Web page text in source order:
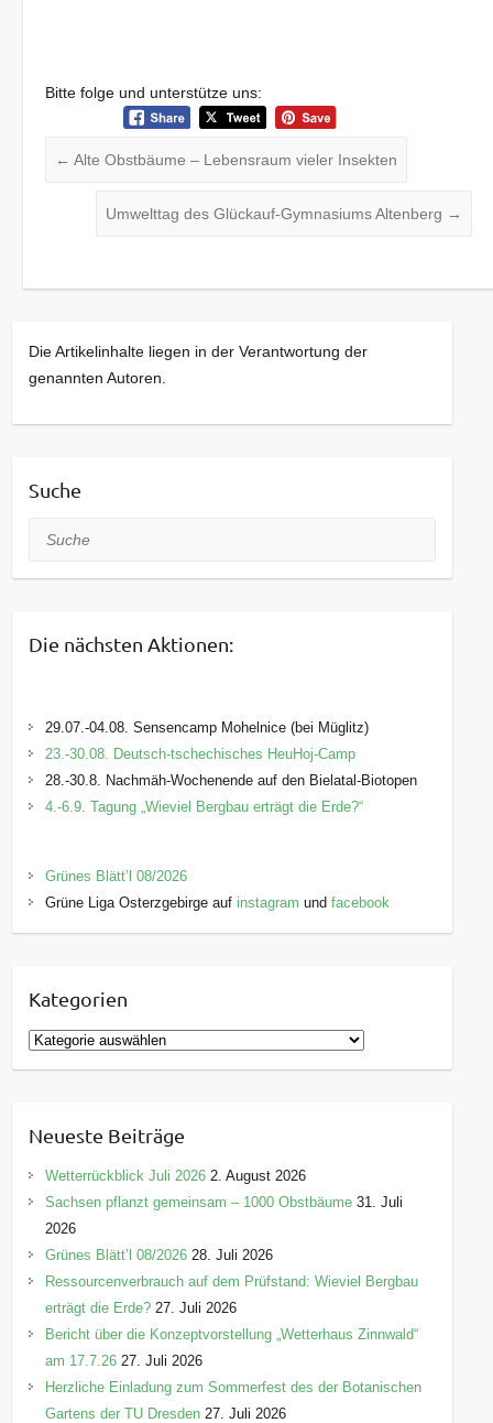
Bitte folge und unterstütze uns:
← Alte Obstbäume – Lebensraum vieler Insekten
Umwelttag des Glückauf-Gymnasiums Altenberg →
Die Artikelinhalte liegen in der Verantwortung der
genannten Autoren.
Suche
Suche
Die nächsten Aktionen:
29.07.-04.08. Sensencamp Mohelnice (bei Müglitz)
23.-30.08. Deutsch-tschechisches HeuHoj-Camp
28.-30.8. Nachmäh-Wochenende auf den Bielatal-Biotopen
4.-6.9. Tagung „Wieviel Bergbau erträgt die Erde?“
Grünes Blätt’l 08/2026
Grüne Liga Osterzgebirge auf instagram undfacebook
Kategorien
K
a
g
o
r
e
n
Neueste Beiträge
Wetterrückblick Juli 2026 2. August 2026
Sachsen pflanzt gemeinsam – 1000 Obstbäume 31. Juli
2026
Grünes Blätt’l 08/2026 28. Juli 2026
Ressourcenverbrauch auf dem Prüfstand: Wieviel Bergbau
erträgt die Erde? 27. Juli 2026
Bericht über die Konzeptvorstellung „Wetterhaus Zinnwald“
am 17.7.26 27. Juli 2026
Herzliche Einladung zum Sommerfest des der Botanischen
Gartens der TU Dresden 27. Juli 2026